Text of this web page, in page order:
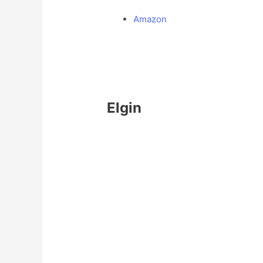
Amazon
Elgin